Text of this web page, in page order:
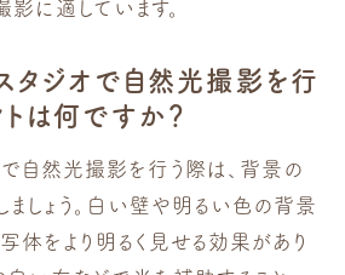
に適しています。
タジオで自然光撮影を行
は何ですか？
で自然光撮影を行う際は、背景の
しょう。白い壁や明るい色の背景
体をより明るく見せる効果があり